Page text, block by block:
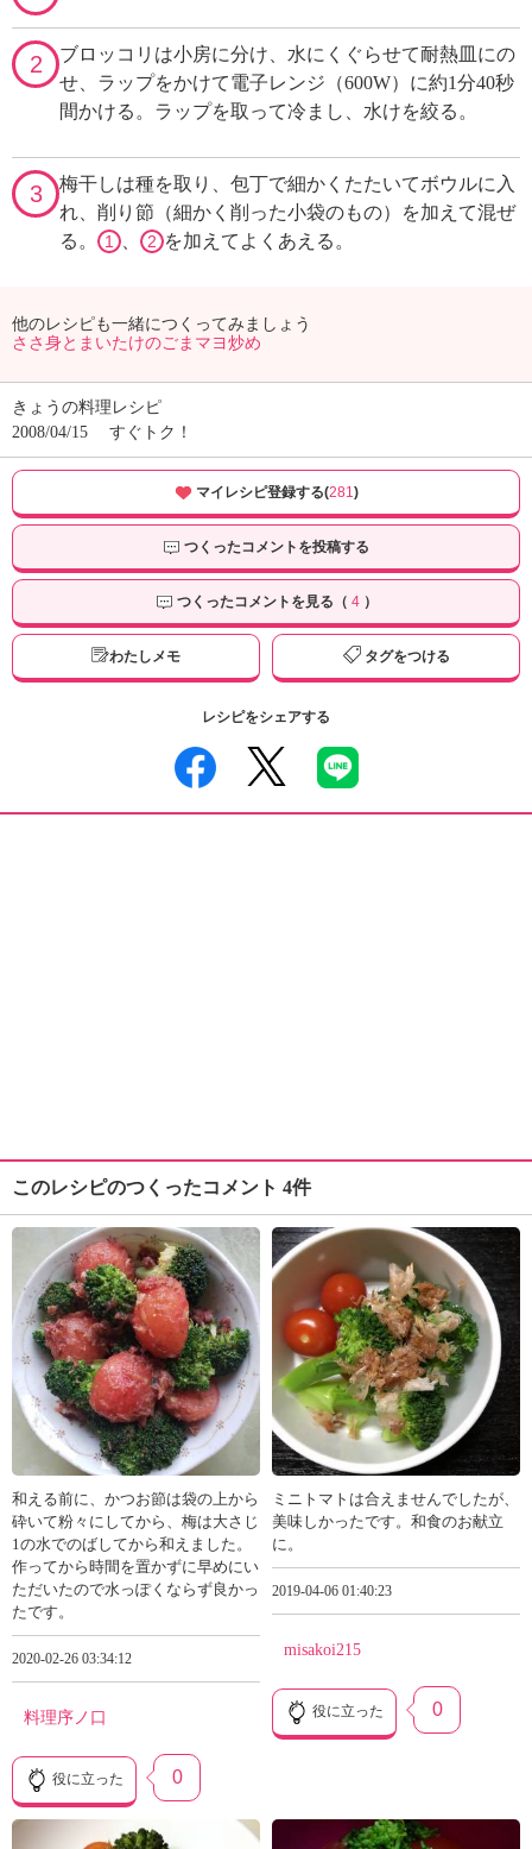
2
ブロッコリは小房に分け、水にくぐらせて耐熱皿にの
せ、ラップをかけて電子レンジ（600W）に約1分40秒
間かける。ラップを取って冷まし、水けを絞る。
3
梅干しは種を取り、包丁で細かくたたいてボウルに入
れ、削り節（細かく削った小袋のもの）を加えて混ぜ
る。
1 2 を加えてよくあえる。
他のレシピも一緒につくってみましょう
ささ身とまいたけのごまマヨ炒め
きょうの料理レシピ
2008/04/15
すぐトク！
マイレシピ登録する(281)
つくったコメントを投稿する
つくったコメントを見る（ 4）
わたしメモ タグをつける
レシピをシェアする
このレシピのつくったコメント 4件
和える前に、かつお節は袋の上から
砕いて粉々にしてから、梅は大さじ
1の水でのばしてから和えました。
作ってから時間を置かずに早めにい
ただいたので水っぽくならず良かっ
たです。
2020-02-26 03:34:12
料理序ノ口
役に立った 0
ミニトマトは合えませんでしたが、
美味しかったです。和食のお献立
に。
2019-04-06 01:40:23
misakoi215
役に立った 0